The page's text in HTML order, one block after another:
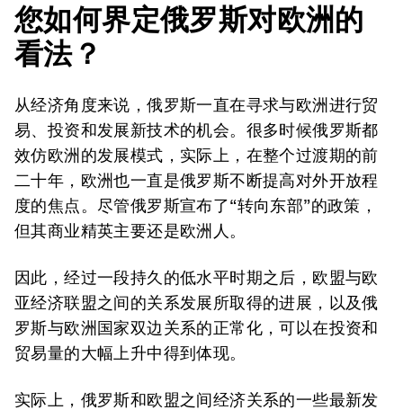
您如何界定俄罗斯对欧洲的
看法？
从经济角度来说，俄罗斯一直在寻求与欧洲进行贸
易、投资和发展新技术的机会。很多时候俄罗斯都
效仿欧洲的发展模式，实际上，在整个过渡期的前
二十年，欧洲也一直是俄罗斯不断提高对外开放程
度的焦点。尽管俄罗斯宣布了“转向东部”的政策，
但其商业精英主要还是欧洲人。
因此，经过一段持久的低水平时期之后，欧盟与欧
亚经济联盟之间的关系发展所取得的进展，以及俄
罗斯与欧洲国家双边关系的正常化，可以在投资和
贸易量的大幅上升中得到体现。
实际上，俄罗斯和欧盟之间经济关系的一些最新发